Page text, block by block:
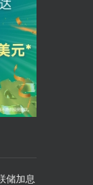
储加息